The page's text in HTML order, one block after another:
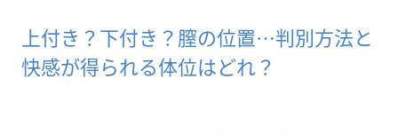
上付き？下付き？膣の位置…判別方法と
快感が得られる体位はどれ？